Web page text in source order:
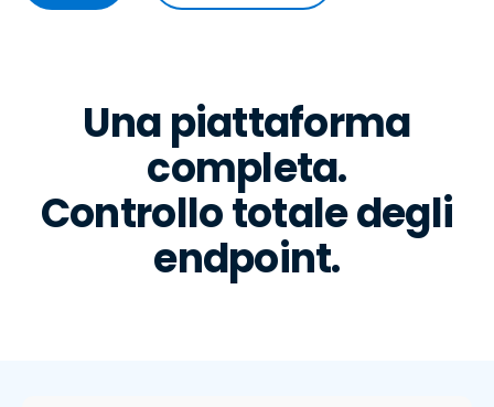
Una piattaforma
completa.
Controllo totale degli
endpoint.